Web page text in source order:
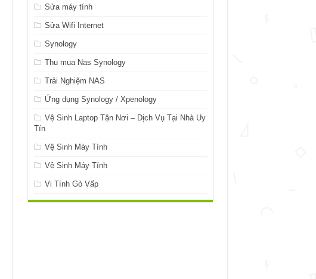
Sửa máy tính
Sửa Wifi Internet
Synology
Thu mua Nas Synology
Trải Nghiệm NAS
Ứng dụng Synology / Xpenology
Vệ Sinh Laptop Tận Nơi – Dịch Vụ Tại Nhà Uy
Tín
Vệ Sinh Máy Tính
Vệ Sinh Máy Tính
Vi Tính Gò Vấp